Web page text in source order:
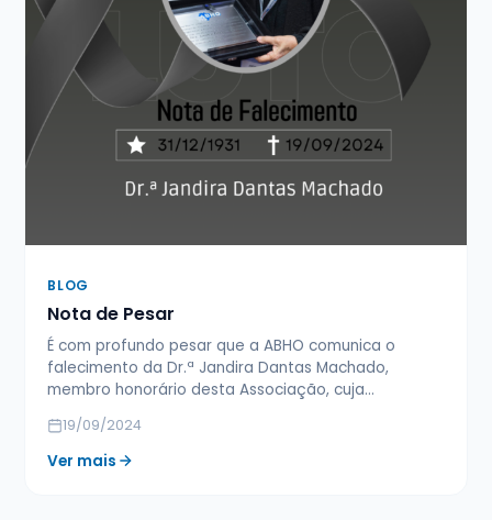
BLOG
Nota de Pesar
É com profundo pesar que a ABHO comunica o
falecimento da Dr.ª Jandira Dantas Machado,
membro honorário desta Associação, cuja…
19/09/2024
Ver mais